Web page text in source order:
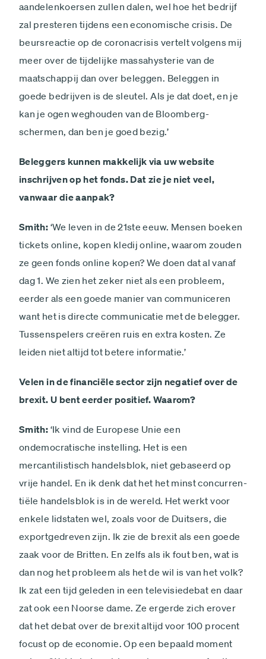
aandelenkoersen zullen dalen, wel hoe het bedrijf
zal presteren tijdens een economische crisis. De
beursreactie op de coronacrisis vertelt volgens mij
meer over de tijdelijke massahysterie van de
maatschappij dan over beleggen. Beleggen in
goede bedrijven is de sleutel. Als je dat doet, en je
kan je ogen weghouden van de Bloomberg-
schermen, dan ben je goed bezig.’
Beleggers kunnen makkelijk via uw website
inschrijven op het fonds. Dat zie je niet veel,
vanwaar die aanpak?
Smith: ‘We leven in de 21ste eeuw. Mensen boeken
tickets online, kopen kledij online, waarom zouden
ze geen fonds online kopen? We doen dat al vanaf
dag 1. We zien het zeker niet als een probleem,
eerder als een goede manier van communiceren
want het is directe communicatie met de belegger.
Tussenspelers creëren ruis en extra kosten. Ze
leiden niet altijd tot betere informatie.’
Velen in de financiële sector zijn ­negatief over de
brexit. U bent eerder positief. Waarom?
Smith: ‘Ik vind de Europese Unie een
ondemocratische instelling. Het is een
mercantilistisch handelsblok, niet gebaseerd op
vrije handel. En ik denk dat het het minst concurren­
tiële handelsblok is in de wereld. Het werkt voor
enkele lidstaten wel, zoals voor de Duitsers, die
export­gedreven zijn. Ik zie de brexit als een goede
zaak voor de Britten. En zelfs als ik fout ben, wat is
dan nog het probleem als het de wil is van het volk?
Ik zat een tijd geleden in een televisiedebat en daar
zat ook een Noorse dame. Ze ergerde zich erover
dat het debat over de brexit altijd voor 100 procent
focust op de economie. Op een bepaald moment